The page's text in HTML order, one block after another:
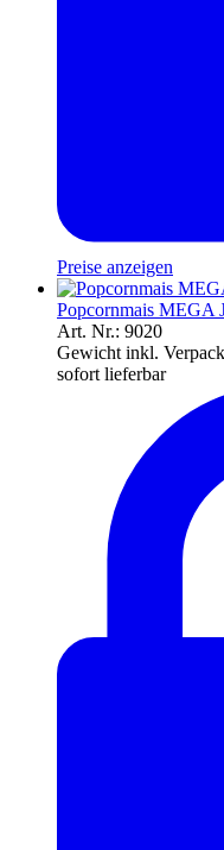
Preise anzeigen
Popcornmais MEGA
Art. Nr.: 9020
Gewicht inkl.
sofort lieferbar